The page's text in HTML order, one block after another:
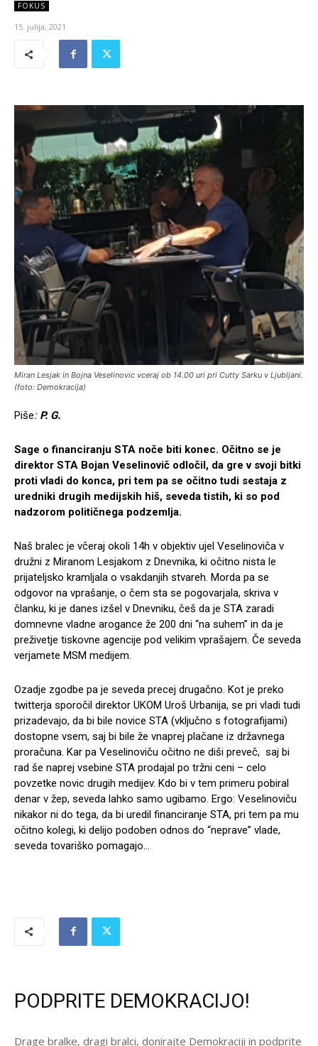
FOKUS
15. julija, 2021
Miran Lesjak in Bojna Veselinovic vceraj ob 14.00 uri pri Cutty Sarku v Ljubljani.
(foto: Demokracija)
Piše: P. G.
Sage o financiranju STA noče biti konec. Očitno se je
direktor STA Bojan Veselinovič odločil, da gre v svoji bitki
proti vladi do konca, pri tem pa se očitno tudi sestaja z
uredniki drugih medijskih hiš, seveda tistih, ki so pod
nadzorom političnega podzemlja.
Naš bralec je včeraj okoli 14h v objektiv ujel Veselinoviča v
družni z Miranom Lesjakom z Dnevnika, ki očitno nista le
prijateljsko kramljala o vsakdanjih stvareh. Morda pa se
odgovor na vprašanje, o čem sta se pogovarjala, skriva v
članku, ki je danes izšel v Dnevniku, češ da je STA zaradi
domnevne vladne arogance že 200 dni “na suhem” in da je
preživetje tiskovne agencije pod velikim vprašajem. Če seveda
verjamete MSM medijem.
Ozadje zgodbe pa je seveda precej drugačno. Kot je preko
twitterja sporočil direktor UKOM Uroš Urbanija, se pri vladi tudi
prizadevajo, da bi bile novice STA (vključno s fotografijami)
dostopne vsem, saj bi bile že vnaprej plačane iz državnega
proračuna. Kar pa Veselinoviču očitno ne diši preveč, saj bi
rad še naprej vsebine STA prodajal po tržni ceni – celo
povzetke novic drugih medijev. Kdo bi v tem primeru pobiral
denar v žep, seveda lahko samo ugibamo. Ergo: Veselinoviču
nikakor ni do tega, da bi uredil financiranje STA, pri tem pa mu
očitno kolegi, ki delijo podoben odnos do “neprave” vlade,
seveda tovariško pomagajo…
PODPRITE DEMOKRACIJO!
Drage bralke, dragi bralci, donirajte Demokraciji in podprite